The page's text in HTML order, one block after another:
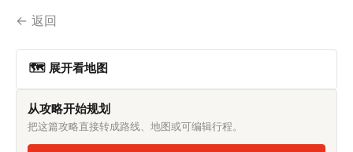
← 返回
🗺 展开看地图
从攻略开始规划
把这篇攻略直接转成路线、地图或可编辑行程。